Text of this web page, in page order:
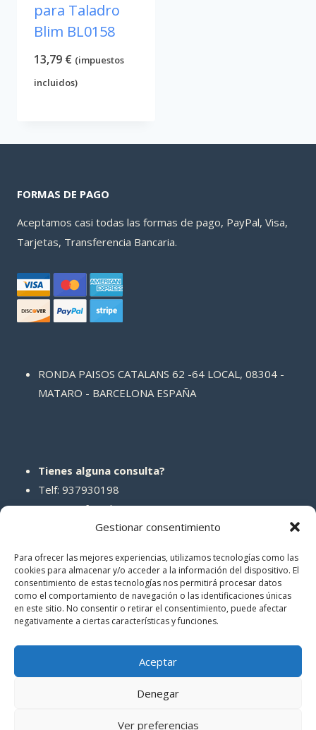
Gestionar consentimiento
Para ofrecer las mejores experiencias, utilizamos tecnologías como las
cookies para almacenar y/o acceder a la información del dispositivo. El
consentimiento de estas tecnologías nos permitirá procesar datos
como el comportamiento de navegación o las identificaciones únicas
en este sitio. No consentir o retirar el consentimiento, puede afectar
negativamente a ciertas características y funciones.
Aceptar
Denegar
Ver preferencias
para Taladro
Blim BL0158
13,79 € (impuestos
incluidos)
FORMAS DE PAGO
Aceptamos casi todas las formas de pago, PayPal, Visa,
Tarjetas, Transferencia Bancaria.
RONDA PAISOS CATALANS 62 -64 LOCAL, 08304 -
MATARO - BARCELONA ESPAÑA
Tienes alguna consulta?
Telf: 937930198
Correo: info@abcreparaciones.com
REDES SOCIALES